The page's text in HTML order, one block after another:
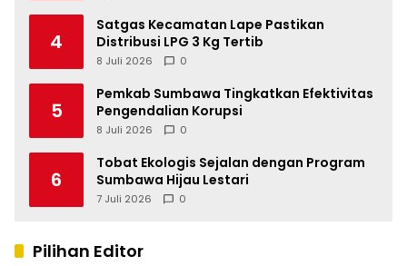
4
Satgas Kecamatan Lape Pastikan
Distribusi LPG 3 Kg Tertib
8 Juli 2026 0
5
Pemkab Sumbawa Tingkatkan Efektivitas
Pengendalian Korupsi
8 Juli 2026 0
6
Tobat Ekologis Sejalan dengan Program
Sumbawa Hijau Lestari
7 Juli 2026 0
Pilihan Editor